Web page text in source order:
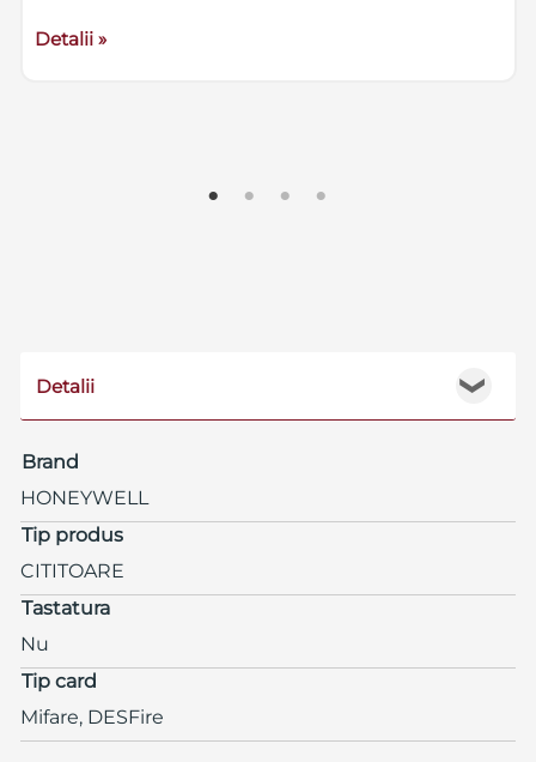
Detalii »
❯
Detalii
Brand
HONEYWELL
Tip produs
CITITOARE
Tastatura
Nu
Tip card
Mifare, DESFire